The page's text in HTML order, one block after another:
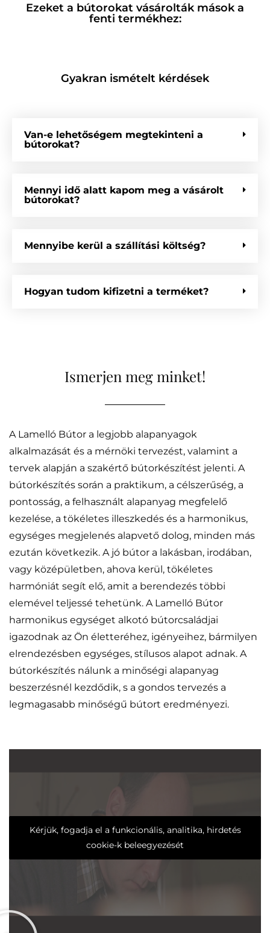
Ezeket a bútorokat vásárolták mások a
fenti termékhez:
Gyakran ismételt kérdések
Van-e lehetőségem megtekinteni a
bútorokat?
Mennyi idő alatt kapom meg a vásárolt
bútorokat?
Mennyibe kerül a szállítási költség?
Hogyan tudom kifizetni a terméket?
Ismerjen meg minket!
A Lamelló Bútor a legjobb alapanyagok
alkalmazását és a mérnöki tervezést, valamint a
tervek alapján a szakértő bútorkészítést jelenti. A
bútorkészítés során a praktikum, a célszerűség, a
pontosság, a felhasznált alapanyag megfelelő
kezelése, a tökéletes illeszkedés és a harmonikus,
egységes megjelenés alapvető dolog, minden más
ezután következik. A jó bútor a lakásban, irodában,
vagy középületben, ahova kerül, tökéletes
harmóniát segít elő, amit a berendezés többi
elemével teljessé tehetünk. A Lamelló Bútor
harmonikus egységet alkotó bútorcsaládjai
igazodnak az Ön életteréhez, igényeihez, bármilyen
elrendezésben egységes, stílusos alapot adnak. A
bútorkészítés nálunk a minőségi alapanyag
beszerzésnél kezdődik, s a gondos tervezés a
legmagasabb minőségű bútort eredményezi.
Kérjük, fogadja el a funkcionális, analitika, hirdetés
cookie-k beleegyezését